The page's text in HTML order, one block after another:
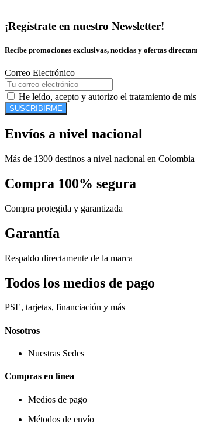
¡Regístrate en nuestro Newsletter!
Recibe promociones exclusivas, noticias y ofertas
Correo Electrónico
He leído, acepto y autorizo el tratamiento de
SUSCRIBIRME
Envíos a nivel nacional
Más de 1300 destinos a nivel nacional en Colombia
Compra 100% segura
Compra protegida y garantizada
Garantía
Respaldo directamente de la marca
Todos los medios de pago
PSE, tarjetas, financiación y más
Nosotros
Nuestras Sedes
Compras en línea
Medios de pago
Métodos de envío